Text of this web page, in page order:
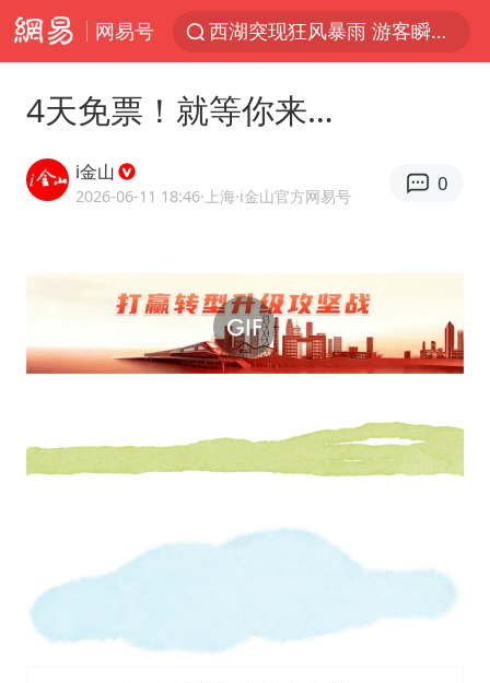
网易号
西湖突现狂风暴雨 游客瞬间被浇透
河南重大刑事案嫌疑人落网
视频丨中国东方电气集团原党组副书记、董事宋致远被查
白海豚将正面袭击贯穿浙江
酒店回应车内过夜被收150元
“不怕六爷挂得多 就怕六爷挂一颗”
网传《披荆斩棘2026》名单
女主硬加吻戏短剧已下架
浙江台州《告全体市民书》
香港宏福苑火灾或由烟头引起
4天免票！就等你来…
i金山
2026-06-11 18:46·上海·i金山官方网易号
0